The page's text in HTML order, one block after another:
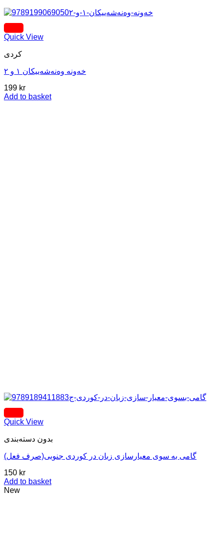
Quick View
کردی
خەونه وەنەشەییکان ١ و ٢
199 kr
Add to basket
Quick View
بدون دسته‌بندی
گامی به سوی معیارسازی زبان در کوردی جنوبی(صرف فعل)
150 kr
Add to basket
New